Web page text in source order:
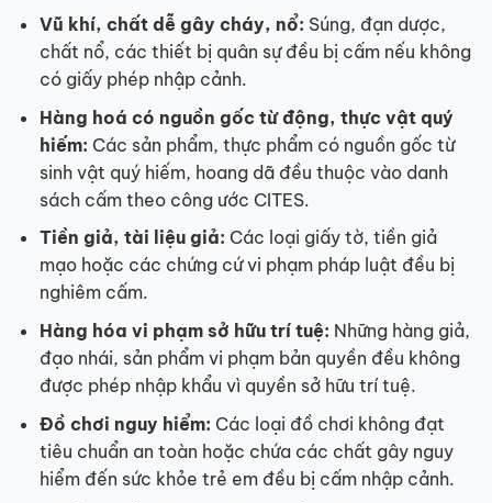
Vũ khí, chất dễ gây cháy, nổ: Súng, đạn dược,
chất nổ, các thiết bị quân sự đều bị cấm nếu không
có giấy phép nhập cảnh.
Hàng hoá có nguồn gốc từ động, thực vật quý
hiếm: Các sản phẩm, thực phẩm có nguồn gốc từ
sinh vật quý hiếm, hoang dã đều thuộc vào danh
sách cấm theo công ước CITES.
Tiền giả, tài liệu giả: Các loại giấy tờ, tiền giả
mạo hoặc các chứng cứ vi phạm pháp luật đều bị
nghiêm cấm.
Hàng hóa vi phạm sở hữu trí tuệ: Những hàng giả,
đạo nhái, sản phẩm vi phạm bản quyền đều không
được phép nhập khẩu vì quyền sở hữu trí tuệ.
Đồ chơi nguy hiểm: Các loại đồ chơi không đạt
tiêu chuẩn an toàn hoặc chứa các chất gây nguy
hiểm đến sức khỏe trẻ em đều bị cấm nhập cảnh.